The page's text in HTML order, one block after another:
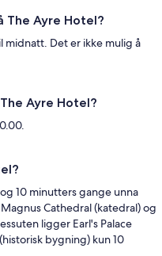
The Ayre Hotel?
midnatt. Det er ikke mulig å
Ayre Hotel?
10 minutters gange unna
Cathedral (katedral) og
ligger Earl's Palace
bygning) kun 10